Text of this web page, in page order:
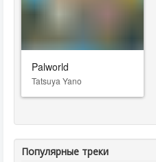
Palworld
Tatsuya Yano
Популярные треки